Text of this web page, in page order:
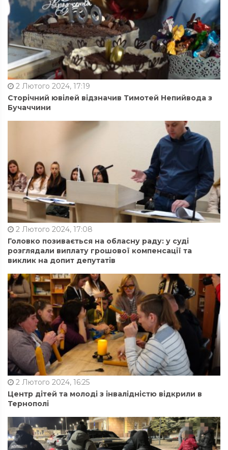
2 Лютого 2024, 17:19
Сторічний ювілей відзначив Тимотей Непийвода з
Бучаччини
2 Лютого 2024, 17:08
Головко позивається на обласну раду: у суді
розглядали виплату грошової компенсації та
виклик на допит депутатів
2 Лютого 2024, 16:25
Центр дітей та молоді з інвалідністю відкрили в
Тернополі